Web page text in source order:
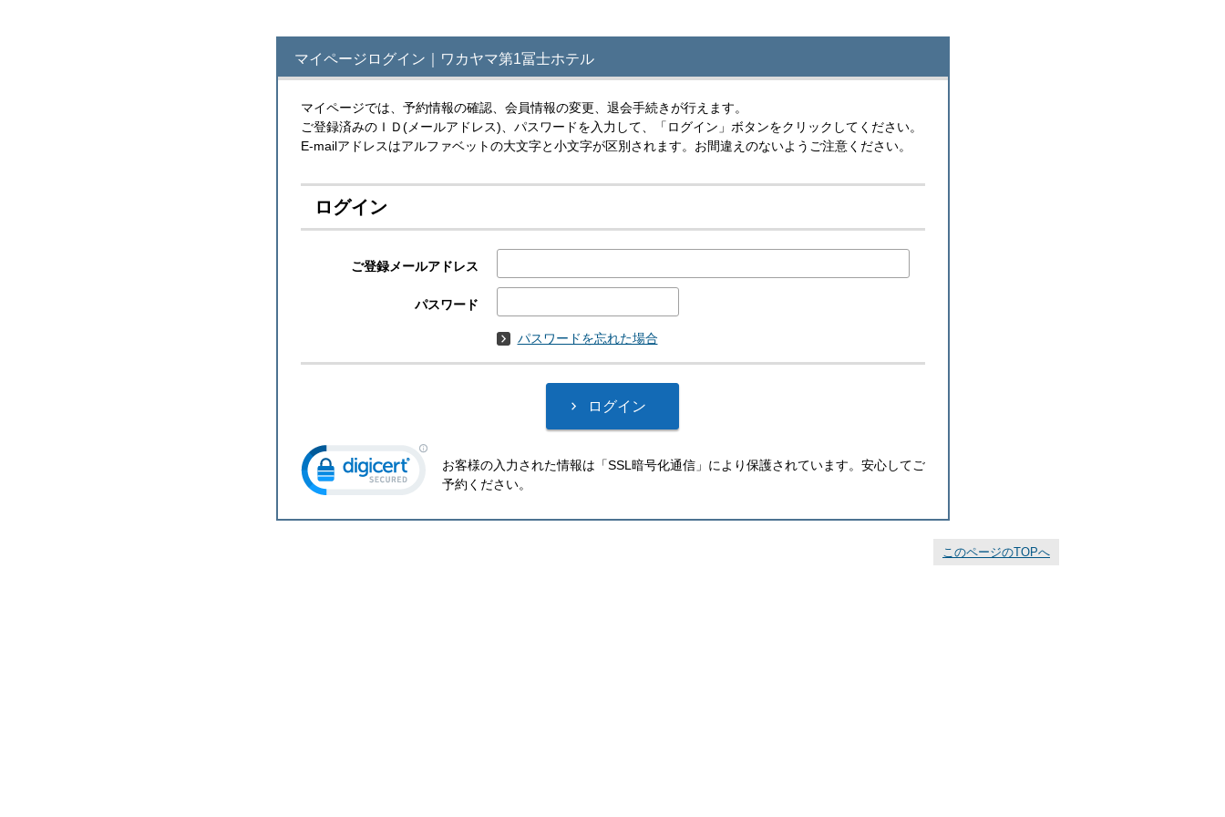
マイページログイン｜ワカヤマ第1冨士ホテル
マイページでは、予約情報の確認、会員情報の変更、退会手続きが行えます。
ご登録済みのＩＤ(メールアドレス)、パスワードを入力して、「ログイン」ボタンをクリックしてください。
E-mailアドレスはアルファベットの大文字と小文字が区別されます。お間違えのないようご注意ください。
ログイン
ご登録メールアドレス
パスワード
パスワードを忘れた場合
お客様の入力された情報は「SSL暗号化通信」により保護されています。安心してご
予約ください。
このページのTOPへ